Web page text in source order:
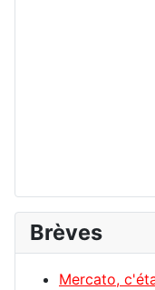
Brèves
Mercato,